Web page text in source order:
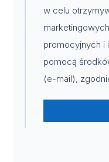
w celu
promocyjnych i
pomocą
(e-mail),